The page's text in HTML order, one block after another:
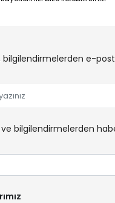
bilgilendirmelerden e-
bilgilendirmelerden